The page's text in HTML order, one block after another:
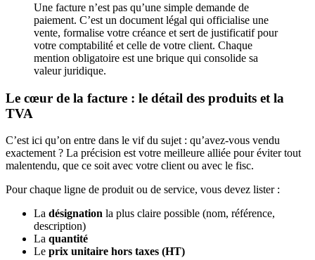
Une facture n’est pas qu’une simple demande de
paiement. C’est un document légal qui officialise une
vente, formalise votre créance et sert de justificatif pour
votre comptabilité et celle de votre client. Chaque
mention obligatoire est une brique qui consolide sa
valeur juridique.
Le cœur de la facture : le détail des produits et la
TVA
C’est ici qu’on entre dans le vif du sujet : qu’avez-vous vendu
exactement ? La précision est votre meilleure alliée pour éviter tout
malentendu, que ce soit avec votre client ou avec le fisc.
Pour chaque ligne de produit ou de service, vous devez lister :
La désignation la plus claire possible (nom, référence,
description)
La quantité
Le prix unitaire hors taxes (HT)